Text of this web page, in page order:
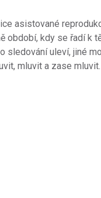
asistované
období, kdy se řadí k
sledování uleví, jiné
mluvit a zase mluvit.